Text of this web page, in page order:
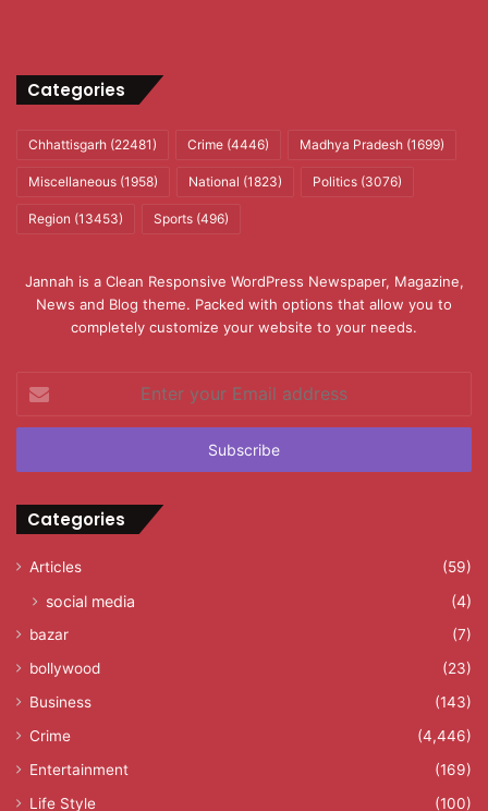
Categories
Chhattisgarh (22481) Crime (4446) Madhya Pradesh (1699)
Miscellaneous (1958) National (1823) Politics (3076)
Region (13453) Sports (496)
Jannah is a Clean Responsive WordPress Newspaper, Magazine,
News and Blog theme. Packed with options that allow you to
completely customize your website to your needs.
your
Email
Categories
Articles (59)
social media (4)
bazar
(7)
bollywood
(23)
Business
(143)
Crime
(4,446)
Entertainment
(169)
Life Style
(100)